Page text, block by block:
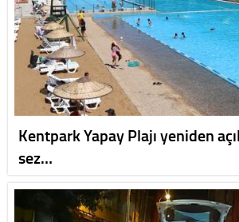
Kentpark Yapay Plajı yeniden
sez…